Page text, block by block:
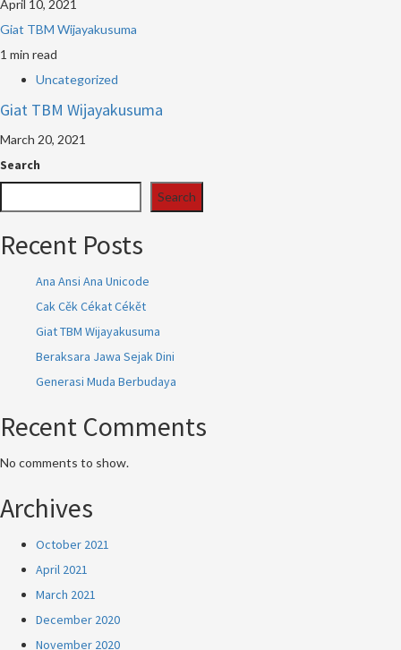
April 10, 2021
Giat TBM Wijayakusuma
1 min read
Uncategorized
Giat TBM Wijayakusuma
March 20, 2021
Search
Search
Recent Posts
Ana Ansi Ana Unicode
Cak Cěk Cékat Cékět
Giat TBM Wijayakusuma
Beraksara Jawa Sejak Dini
Generasi Muda Berbudaya
Recent Comments
No comments to show.
Archives
October 2021
April 2021
March 2021
December 2020
November 2020